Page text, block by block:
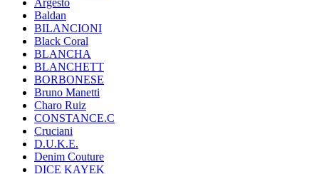
Argesto
Baldan
BILANCIONI
Black Coral
BLANCHA
BLANCHETT
BORBONESE
Bruno Manetti
Charo Ruiz
CONSTANCE.C
Cruciani
D.U.K.E.
Denim Couture
DICE KAYEK